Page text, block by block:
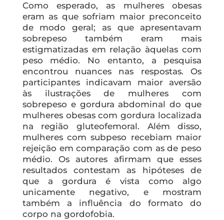
Como esperado, as mulheres obesas
eram as que sofriam maior preconceito
de modo geral; as que apresentavam
sobrepeso também eram mais
estigmatizadas em relação àquelas com
peso médio. No entanto, a pesquisa
encontrou nuances nas respostas. Os
participantes indicavam maior aversão
às ilustrações de mulheres com
sobrepeso e gordura abdominal do que
mulheres obesas com gordura localizada
na região gluteofemoral. Além disso,
mulheres com subpeso recebiam maior
rejeição em comparação com as de peso
médio. Os autores afirmam que esses
resultados contestam as hipóteses de
que a gordura é vista como algo
unicamente negativo, e mostram
também a influência do formato do
corpo na gordofobia.